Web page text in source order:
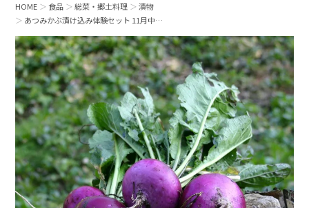
HOME 食品 総菜・郷土料理
漬物
あつみかぶ漬け込み体験セット 11月中…